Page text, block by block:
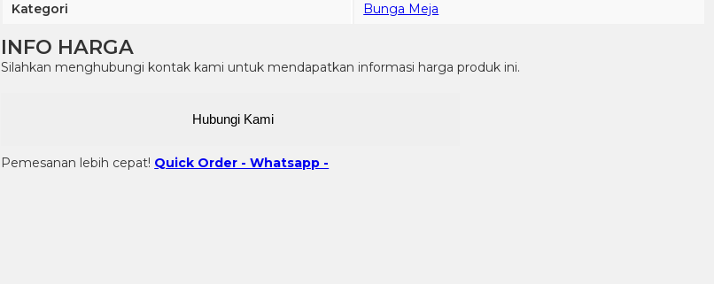
Kategori
Bunga Meja
INFO HARGA
Silahkan menghubungi kontak kami untuk mendapatkan informasi harga produk ini.
Hubungi Kami
Pemesanan lebih cepat! Quick Order - Whatsapp -